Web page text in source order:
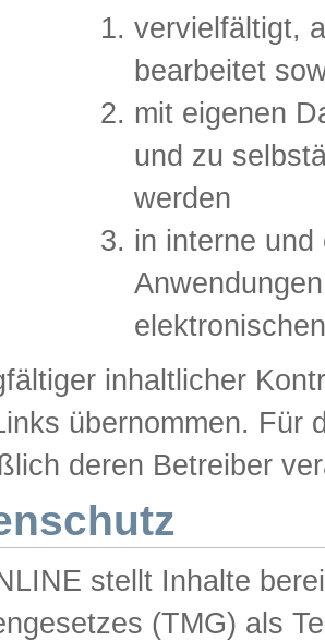
vervielfältigt,
bearbeitet
mit eigenen
und zu
werden
in interne
inhaltlicher
übernommen. Für
deren Betreiber
stellt Inhalte
(TMG) als